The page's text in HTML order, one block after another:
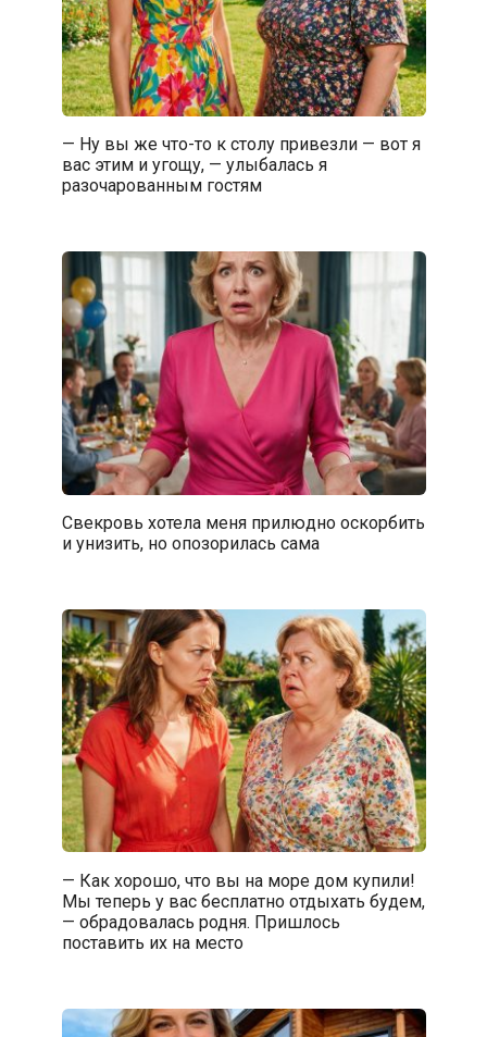
— Ну вы же что-то к столу привезли — вот я
вас этим и угощу, — улыбалась я
разочарованным гостям
Свекровь хотела меня прилюдно оскорбить
и унизить, но опозорилась сама
— Как хорошо, что вы на море дом купили!
Мы теперь у вас бесплатно отдыхать будем,
— обрадовалась родня. Пришлось
поставить их на место